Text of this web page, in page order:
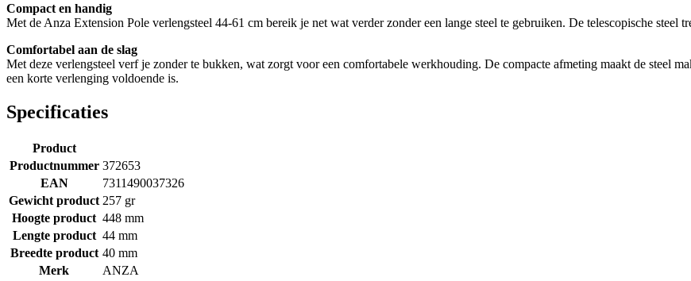
Compact en handig
Met de Anza Extension Pole verlengsteel 44-61 cm bereik je net wat verder zonder een lange steel te gebruiken. De telescopische
Comfortabel aan de slag
Met deze verlengsteel verf je zonder te bukken, wat zorgt voor een comfortabele werkhouding. De compacte afmeting maakt de steel
een korte verlenging voldoende is.
Specificaties
Product
Productnummer 372653
EAN
7311490037326
Gewicht product 257 gr
Hoogte product 448 mm
Lengte product 44 mm
Breedte product 40 mm
Merk
ANZA